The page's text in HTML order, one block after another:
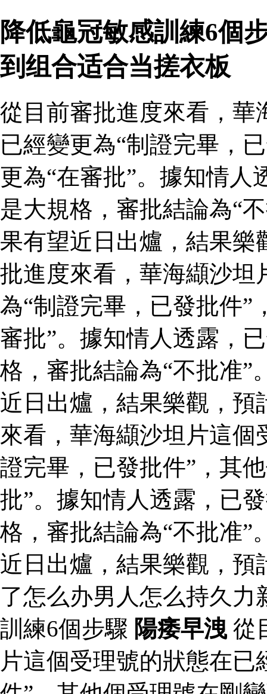
降低龜冠敏感訓練6個
到组合适合当搓衣板
從目前審批進度來看，華
已經變更為“制證完畢，
更為“在審批”。據知情
是大規格，審批結論為“
果有望近日出爐，結果樂
批進度來看，華海纈沙坦
為“制證完畢，已發批件”
審批”。據知情人透露，
格，審批結論為“不批准”
近日出爐，結果樂觀，預
來看，華海纈沙坦片這個
證完畢，已發批件”，其
批”。據知情人透露，已
格，審批結論為“不批准”
近日出爐，結果樂觀，
了怎么办男人怎么持久
訓練6個步驟 陽痿早洩 從
片這個受理號的狀態在